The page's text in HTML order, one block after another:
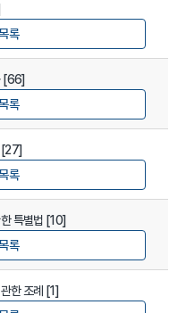
록
[66]
록
[27]
록
한 특별법 [10]
록
한 조례 [1]